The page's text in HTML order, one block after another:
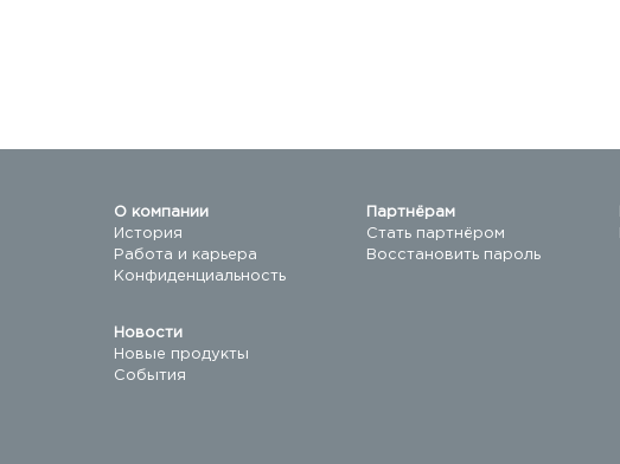
О компании
История
Работа и карьера
Конфиденциальность
Партнёрам
Стать партнёром
Восстановить пароль
Новости
Новые продукты
События